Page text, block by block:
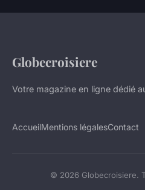
Globecroisiere
Votre magazine en ligne dédié
AccueilMentions légalesContact
© 2026 Globecroisiere.